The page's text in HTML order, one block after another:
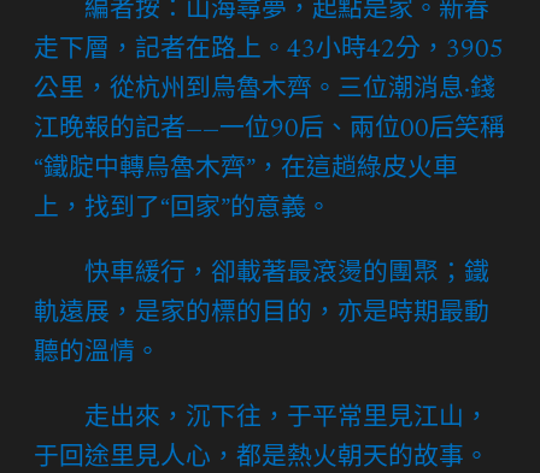
編者按：山海尋夢，起點是家。新春
走下層，記者在路上。43小時42分，3905
公里，從杭州到烏魯木齊。三位潮消息·錢
江晚報的記者——一位90后、兩位00后笑稱
“鐵腚中轉烏魯木齊”，在這趟綠皮火車
上，找到了“回家”的意義。
快車緩行，卻載著最滾燙的團聚；鐵
軌遠展，是家的標的目的，亦是時期最動
聽的溫情。
走出來，沉下往，于平常里見江山，
于回途里見人心，都是熱火朝天的故事。